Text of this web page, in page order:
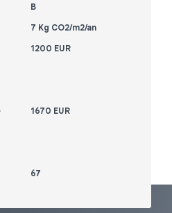
B
7 Kg CO2/m2/an
1200 EUR
1670 EUR
67